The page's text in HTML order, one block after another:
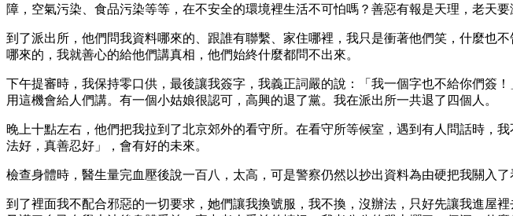
障，空氣污染、食品污染等等，在不安全的環境裡生活不可怕嗎？善惡有報是天理，老天
到了派出所，他們問我資料哪來的、跟誰有聯繫、家住哪裡，我只是衝著他們笑，什麼也
哪來的，我就善心的給他們講真相，他們始終什麼都問不出來。
下午提審時，我保持零口供，最後讓我簽字，我義正詞嚴的說：「我一個字也不給你們簽
用這機會給人們講。有一個小姑娘很認可，高興的退了黨。我在派出所一共退了四個人。
晚上十點左右，他們把我拉到了北京郊外的看守所。在看守所等候室，遇到有人問話時，
法好，真善忍好」，會有好的未來。
檢查身體時，醫生量完血壓後說一百八，太高，可是警察仍然以抄出資料為由硬把我關入了
到了裡面我不配合邪惡的一切要求，她們讓我換號服，我不換，沒辦法，只好先讓我進屋